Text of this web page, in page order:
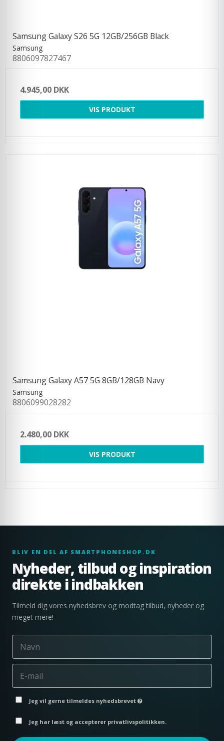
Samsung Galaxy S26 5G 12GB/256GB Black
Samsung
8806097827467
4.945,00 DKK
VIS PRODUKT
Samsung Galaxy A57 5G 8GB/128GB Navy
Samsung
8806099028282
2.480,00 DKK
VIS PRODUKT
BLIV EN DEL AF SMARTPHONESHOP.DK
Nyheder, tilbud og inspiration
direkte i indbakken
Tilmeld dig vores nyhedsbrev og modtag tilbud, nyheder og
meget mere!
Jeg vil gerne tilmeldes nyhedsbrevet
Jeg har læst og accepterer privatlivspolitikken.